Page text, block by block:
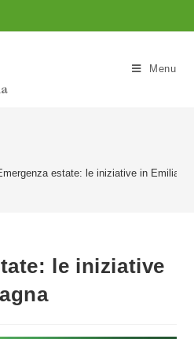
Menu
estate: le iniziative in Emilia
le iniziative